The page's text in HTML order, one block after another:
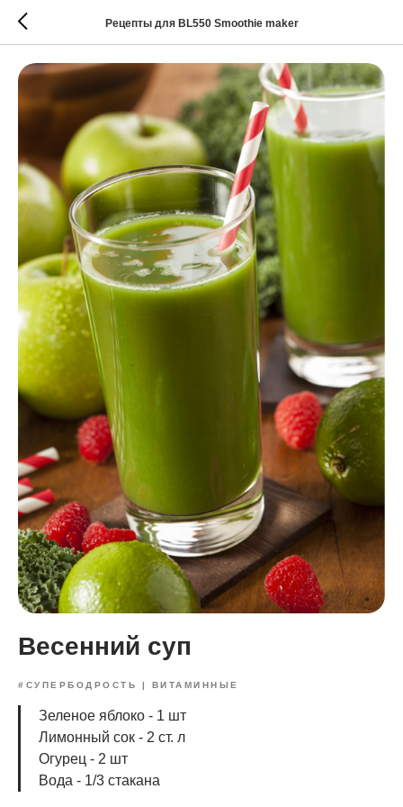
Рецепты для BL550 Smoothie maker
Весенний суп
#СУПЕРБОДРОСТЬ | ВИТАМИННЫЕ
Зеленое яблоко - 1 шт
Лимонный сок - 2 ст. л
Огурец - 2 шт
Вода - 1/3 стакана